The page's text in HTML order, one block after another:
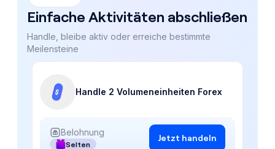
Einfache Aktivitäten abschließen
Handle, bleibe aktiv oder erreiche bestimmte
Meilensteine
Handle 2 Volumeneinheiten Forex
Belohnung
Selten
Jetzt handeln